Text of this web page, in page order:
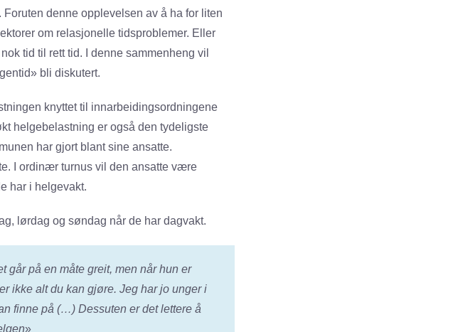
denne opplevelsen av å ha for liten
om relasjonelle tidsproblemer. Eller
tid til rett tid. I denne sammenheng vil
bli diskutert.
knyttet til innarbeidingsordningene
helgebelastning er også den tydeligste
har gjort blant sine ansatte.
I ordinær turnus vil den ansatte være
har i helgevakt.
lørdag og søndag når de har dagvakt.
går på en måte greit, men når hun er
ikke alt du kan gjøre. Jeg har jo unger i
finne på (…) Dessuten er det lettere å
»